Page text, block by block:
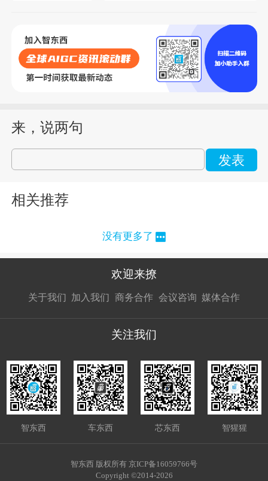
来，说两句
发表
相关推荐
没有更多了
欢迎来撩
关于我们 加入我们
接扔简历
商务合作
接开聊
会议咨询 媒体合作
接开聊
关注我们
智东西 车东西 芯东西 智猩猩
智东西 版权所有 京ICP备16059766号
Copyright ©2014-2026